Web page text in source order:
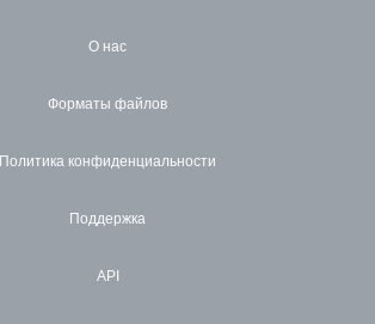
О нас
Форматы файлов
Политика конфиденциальности
Поддержка
API